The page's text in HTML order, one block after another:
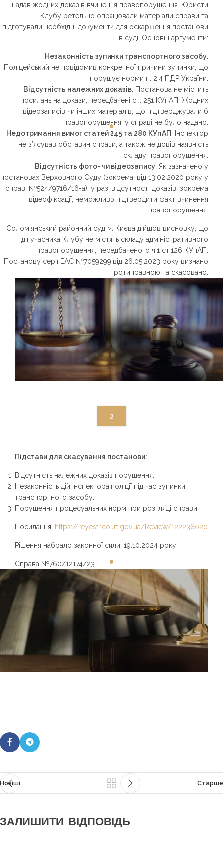
надав жодних доказів вчинення правопорушення. Юристи
Клубу ретельно опрацювали матеріали справи та
підготували необхідні документи для оскарження постанови
в суді. Основні аргументи:
Незаконність зупинки транспортного засобу
Поліцейський не повідомив конкретної причини зупинки, що
порушує норми п. 2.4 ПДР України.
Відсутність належних доказів . Постанова не містить
посилань на докази, передбачені ст. 251 КУпАП. Жодних
відеозаписів чи інших матеріалів, що підтверджували б
правопорушення, у справі не було надано.
Недотримання вимог статей 245 та 280 КУпАП
. Інспектор
не з’ясував обставин справи, а також не довів наявність
складу правопорушення.
Відсутність фото- чи відеозапису . Як зазначено у
постановах Верховного Суду (зокрема, від 13.02.2020 року у
справі №524/9716/16-а), у разі відсутності доказів, зокрема
відеофіксації, неможливо підтвердити факт вчинення
правопорушення.
Солом’янський районний суд м. Києва дійшов висновку, що
дії учасника Клубу не містять складу адміністративного
правопорушення, передбаченого ч.1 ст.126 КУпАП.
Постанову серії ЕАС №7059299 від 26.05.2023 року визнано
протиправною та скасовано.
2
Підстави для скасування постанови:
Відсутність належних доказів порушення.
Незаконність дій інспектора поліції під час зупинки
транспортного засобу.
Порушення процесуальних норм при розгляді справи.
Посилання: https://reyestr.court.gov.ua/Review/122238020
Рішення набрало законної сили: 19.10.2024 року.
Справа №760/12174/23
Новіші Старше
ЗАЛИШИТИ ВІДПОВІДЬ